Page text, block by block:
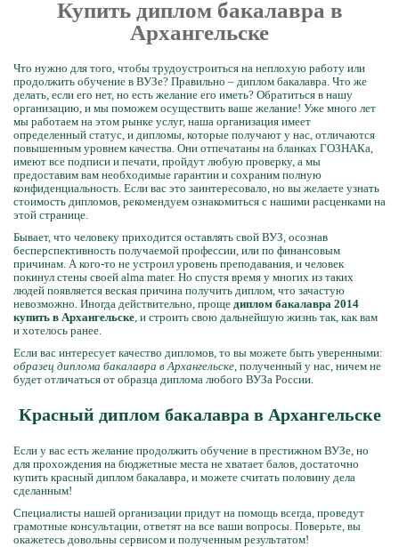
Купить диплом бакалавра в
Архангельске
Что нужно для того, чтобы трудоустроиться на неплохую работу или
продолжить обучение в ВУЗе? Правильно – диплом бакалавра. Что же
делать, если его нет, но есть желание его иметь? Обратиться в нашу
организацию, и мы поможем осуществить ваше желание! Уже много лет
мы работаем на этом рынке услуг, наша организация имеет
определенный статус, и дипломы, которые получают у нас, отличаются
повышенным уровнем качества. Они отпечатаны на бланках ГОЗНАКа,
имеют все подписи и печати, пройдут любую проверку, а мы
предоставим вам необходимые гарантии и сохраним полную
конфиденциальность. Если вас это заинтересовало, но вы желаете узнать
стоимость дипломов, рекомендуем ознакомиться с нашими расценками на
этой странице.
Бывает, что человеку приходится оставлять свой ВУЗ, осознав
бесперспективность получаемой профессии, или по финансовым
причинам. А кого-то не устроил уровень преподавания, и человек
покинул стены своей alma mater. Но спустя время у многих из таких
людей появляется веская причина получить диплом, что зачастую
невозможно. Иногда действительно, проще диплом бакалавра 2014
купить в Архангельске, и строить свою дальнейшую жизнь так, как вам
и хотелось ранее.
Если вас интересует качество дипломов, то вы можете быть уверенными:
образец диплома бакалавра в Архангельске, полученный у нас, ничем не
будет отличаться от образца диплома любого ВУЗа России.
Красный диплом бакалавра в Архангельске
Если у вас есть желание продолжить обучение в престижном ВУЗе, но
для прохождения на бюджетные места не хватает балов, достаточно
купить красный диплом бакалавра, и можете считать половину дела
сделанным!
Специалисты нашей организации придут на помощь всегда, проведут
грамотные консультации, ответят на все ваши вопросы. Поверьте, вы
окажетесь довольны сервисом и полученным результатом!